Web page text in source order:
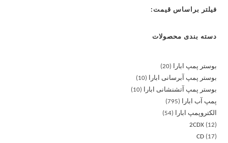
فیلتر براساس قیمت:
دسته بندی محصولات
بوستر پمپ ابارا
20
بوستر پمپ آبرسانی ابارا
10
بوستر پمپ آتشنشانی ابارا
10
پمپ آب ابارا
795
الکتروپمپ ابارا
54
2CDX
12
CD
17